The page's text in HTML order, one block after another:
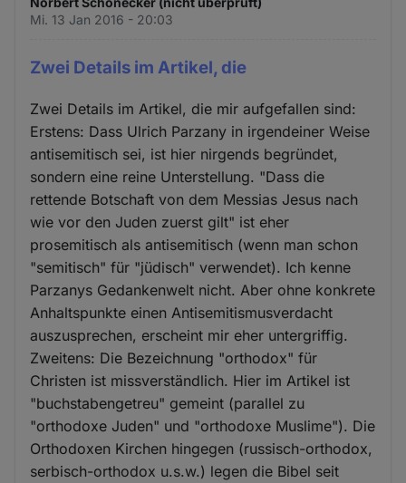
Mi. 13 Jan 2016 - 20:03
Zwei Details im Artikel, die
Zwei Details im Artikel, die mir aufgefallen sind:
Erstens: Dass Ulrich Parzany in irgendeiner Weise
antisemitisch sei, ist hier nirgends begründet,
sondern eine reine Unterstellung. "Dass die
rettende Botschaft von dem Messias Jesus nach
wie vor den Juden zuerst gilt" ist eher
prosemitisch als antisemitisch (wenn man schon
"semitisch" für "jüdisch" verwendet). Ich kenne
Parzanys Gedankenwelt nicht. Aber ohne konkrete
Anhaltspunkte einen Antisemitismusverdacht
auszusprechen, erscheint mir eher untergriffig.
Zweitens: Die Bezeichnung "orthodox" für
Christen ist missverständlich. Hier im Artikel ist
"buchstabengetreu" gemeint (parallel zu
"orthodoxe Juden" und "orthodoxe Muslime"). Die
Orthodoxen Kirchen hingegen (russisch-orthodox,
serbisch-orthodox u.s.w.) legen die Bibel seit